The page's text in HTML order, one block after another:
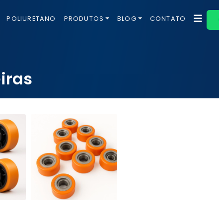
POLIURETANO PRODUTOS BLOG CONTATO